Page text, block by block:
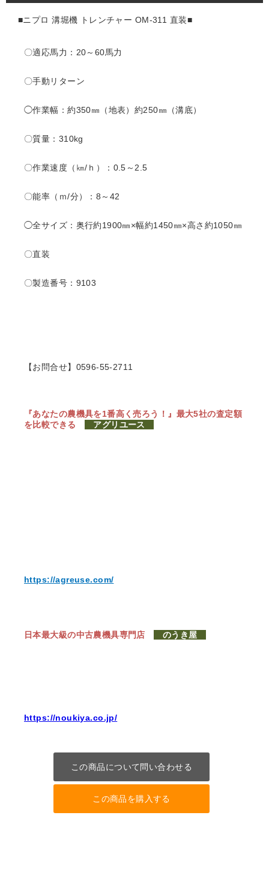
■ニプロ 溝堀機 トレンチャー OM-311 直装■
〇適応馬力：20～60馬力
〇手動リターン
◯作業幅：約350㎜（地表）約250㎜（溝底）
〇質量：310kg
〇作業速度（㎞/ｈ）：0.5～2.5
〇能率（ｍ/分）：8～42
◯全サイズ：奥行約1900㎜×幅約1450㎜×高さ約1050㎜
〇直装
〇製造番号：9103
【お問合せ】0596-55-2711
『あなたの農機具を1番高く売ろう！』 最大5社の査定額
を比較できる
アグリユース
https://agreuse.com/
日本最大級の中古農機具専門店 のうき屋
https://noukiya.co.jp/
この商品について問い合わせる
この商品を購入する